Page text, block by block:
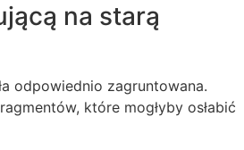
na starą
odpowiednio zagruntowana.
które mogłyby osłabić